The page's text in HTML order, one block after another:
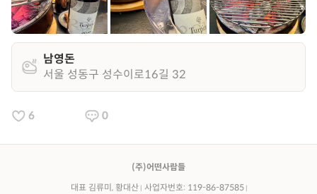
남영돈
서울 성동구 성수이로16길 32
6 0
(주)어떤사람들
대표 김류미, 황대산
사업자번호: 119-86-87585